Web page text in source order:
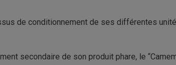
de conditionnement de ses différentes
secondaire de son produit phare, le